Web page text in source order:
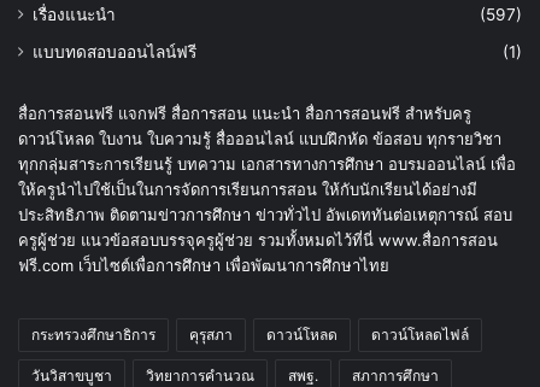
เรื่องแนะนำ
(597)
แบบทดสอบออนไลน์ฟรี
(1)
สื่อการสอนฟรี แจกฟรี สื่อการสอน แนะนำ สื่อการสอนฟรี สำหรับครู
ดาวน์โหลด ใบงาน ใบความรู้ สื่อออนไลน์ แบบฝึกหัด ข้อสอบ ทุกรายวิชา
ทุกกลุ่มสาระการเรียนรู้ บทความ เอกสารทางการศึกษา อบรมออนไลน์ เพื่อ
ให้ครูนำไปใช้เป็นในการจัดการเรียนการสอน ให้กับนักเรียนได้อย่างมี
ประสิทธิภาพ ติดตามข่าวการศึกษา ข่าวทั่วไป อัพเดททันต่อเหตุการณ์ สอบ
ครูผู้ช่วย แนวข้อสอบบรรจุครูผู้ช่วย รวมทั้งหมดไว้ที่นี่ www.สื่อการสอน
ฟรี.com เว็บไซต์เพื่อการศึกษา เพื่อพัฒนาการศึกษาไทย
กระทรวงศึกษาธิการ คุรุสภา ดาวน์โหลด ดาวน์โหลดไฟล์
วันวิสาขบูชา วิทยาการคำนวณ สพฐ. สภาการศึกษา